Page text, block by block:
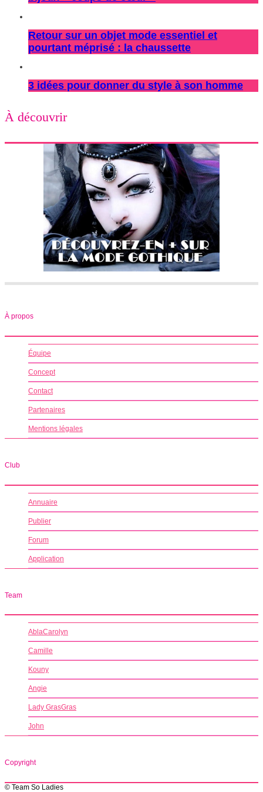
Retour sur un objet mode essentiel et
pourtant méprisé : la chaussette
3 idées pour donner du style à son homme
À découvrir
À propos
Équipe
Concept
Contact
Partenaires
Mentions légales
Club
Annuaire
Publier
Forum
Application
Team
AblaCarolyn
Camille
Kouny
Angie
Lady GrasGras
John
Copyright
© Team So Ladies